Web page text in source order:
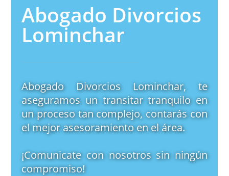
Abogado Divorcios
Lominchar
Abogado Divorcios Lominchar, te
aseguramos un transitar tranquilo en
un proceso tan complejo, contarás con
el mejor asesoramiento en el área.
¡Comunicate con nosotros sin ningún
compromiso!